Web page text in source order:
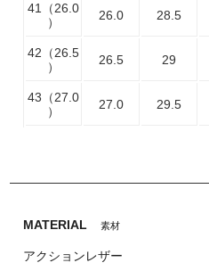
41（26.0
）
26.0 28.5
42（26.5
）
26.5 29
43（27.0
）
27.0 29.5
MATERIAL 素材
アクションレザー